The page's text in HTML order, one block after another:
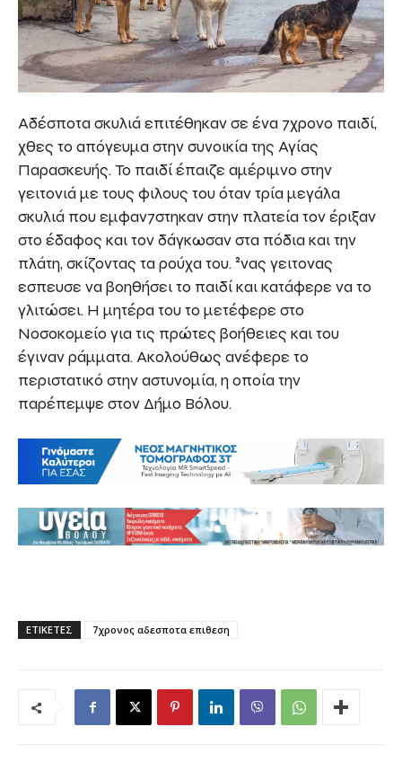
Αδέσποτα σκυλιά επιτέθηκαν σε ένα 7χρονο παιδί,
χθες το απόγευμα στην συνοικία της Αγίας
Παρασκευής. Το παιδί έπαιζε αμέριμνο στην
γειτονιά με τους φιλους του όταν τρία μεγάλα
σκυλιά που εμφαν7στηκαν στην πλατεία τον έριξαν
στο έδαφος και τον δάγκωσαν στα πόδια και την
πλάτη, σκίζοντας τα ρούχα του. ²νας γειτονας
εσπευσε να βοηθήσει το παιδί και κατάφερε να το
γλιτώσει. Η μητέρα του το μετέφερε στο
Νοσοκομείο για τις πρώτες βοήθειες και του
έγιναν ράμματα. Ακολούθως ανέφερε το
περιστατικό στην αστυνομία, η οποία την
παρέπεμψε στον Δήμο Βόλου.
ΕΤΙΚΕΤΕΣ 7χρονος αδεσποτα επιθεση